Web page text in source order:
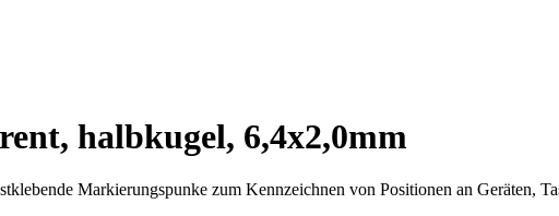
halbkugel, 6,4x2,0mm
Markierungspunke zum Kennzeichnen von Positionen an Geräten,